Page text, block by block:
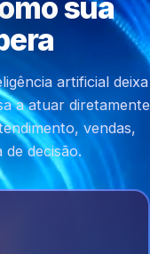
sua
artificial deixa
a atuar diretamente
vendas,
decisão.